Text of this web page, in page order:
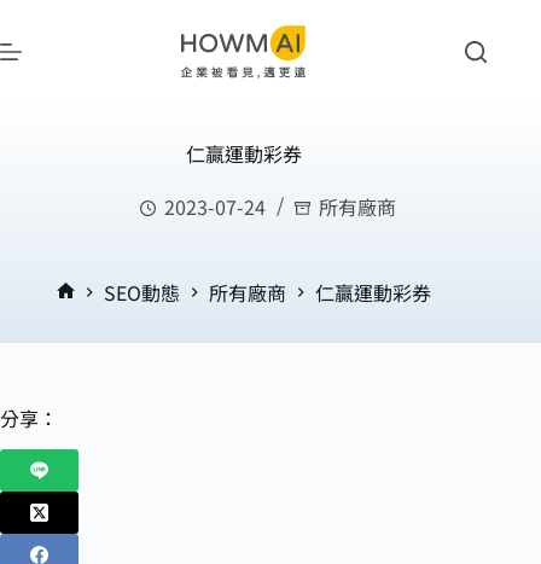
仁贏運動彩券
2023-07-24
所有廠商
SEO動態 所有廠商 仁贏運動彩券
分享：